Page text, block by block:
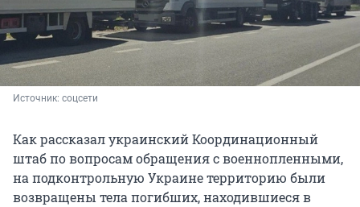
Источник: соцсети
Как рассказал украинский Координационный
штаб по вопросам обращения с военнопленными,
на подконтрольную Украине территорию были
возвращены тела погибших, находившиеся в